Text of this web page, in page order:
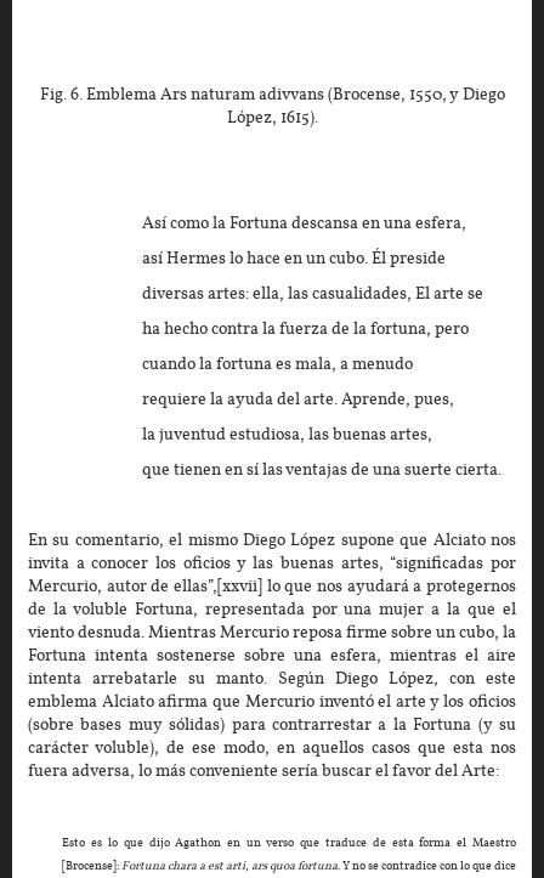
Fig. 6. Emblema Ars naturam adivvans (Brocense, 1550, y Diego
López, 1615).
Así como la Fortuna descansa en una esfera,
así Hermes lo hace en un cubo. Él preside
diversas artes: ella, las casualidades, El arte se
ha hecho contra la fuerza de la fortuna, pero
cuando la fortuna es mala, a menudo
requiere la ayuda del arte. Aprende, pues,
la juventud estudiosa, las buenas artes,
que tienen en sí las ventajas de una suerte cierta.
En su comentario, el mismo Diego López supone que Alciato nos
invita a conocer los oficios y las buenas artes, “significadas por
Mercurio, autor de ellas”,[xxvii] lo que nos ayudará a protegernos
de la voluble Fortuna, representada por una mujer a la que el
viento desnuda. Mientras Mercurio reposa firme sobre un cubo, la
Fortuna intenta sostenerse sobre una esfera, mientras el aire
intenta arrebatarle su manto. Según Diego López, con este
emblema Alciato afirma que Mercurio inventó el arte y los oficios
(sobre bases muy sólidas) para contrarrestar a la Fortuna (y su
carácter voluble), de ese modo, en aquellos casos que esta nos
fuera adversa, lo más conveniente sería buscar el favor del Arte:
Esto es lo que dijo Agathon en un verso que traduce de esta forma el Maestro
[Brocense]:Fortuna chara a est arti, ars quoa fortuna. Y no se contradice con lo que dice